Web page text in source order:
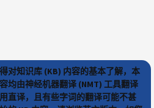
对知识库 (KB) 内容的基本了解，本
均由神经机器翻译 (NMT) 工具翻译
直译，且有些字词的翻译可能不甚